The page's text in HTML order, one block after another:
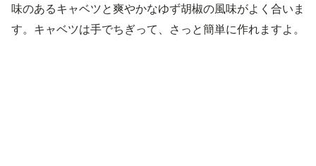
味のあるキャベツと爽やかなゆず胡椒の風味がよく合いま
す。キャベツは手でちぎって、さっと簡単に作れますよ。